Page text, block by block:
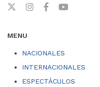
MENU
NACIONALES
INTERNACIONALES
ESPECTÁCULOS